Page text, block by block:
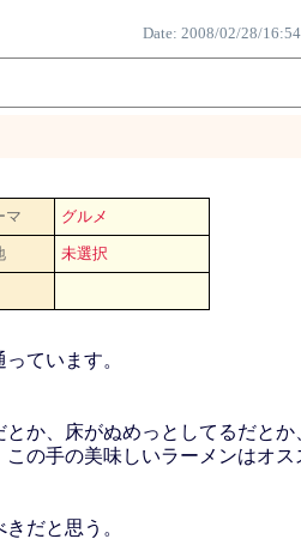
Date: 2008/02/28/
マ グルメ
未選択
ています。
か、床がぬめっとしてるだとか
の手の美味しいラーメンはオス
だと思う。